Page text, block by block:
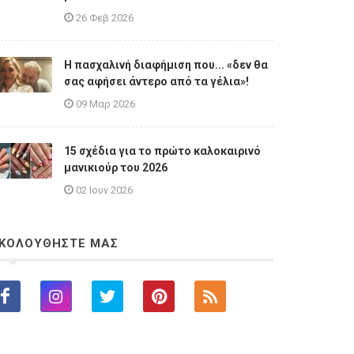
26 Φεβ 2026
Η πασχαλινή διαφήμιση που... «δεν θα
σας αφήσει άντερο από τα γέλια»!
09 Μαρ 2026
15 σχέδια για το πρώτο καλοκαιρινό
μανικιούρ του 2026
02 Ιουν 2026
ΜΑΣ